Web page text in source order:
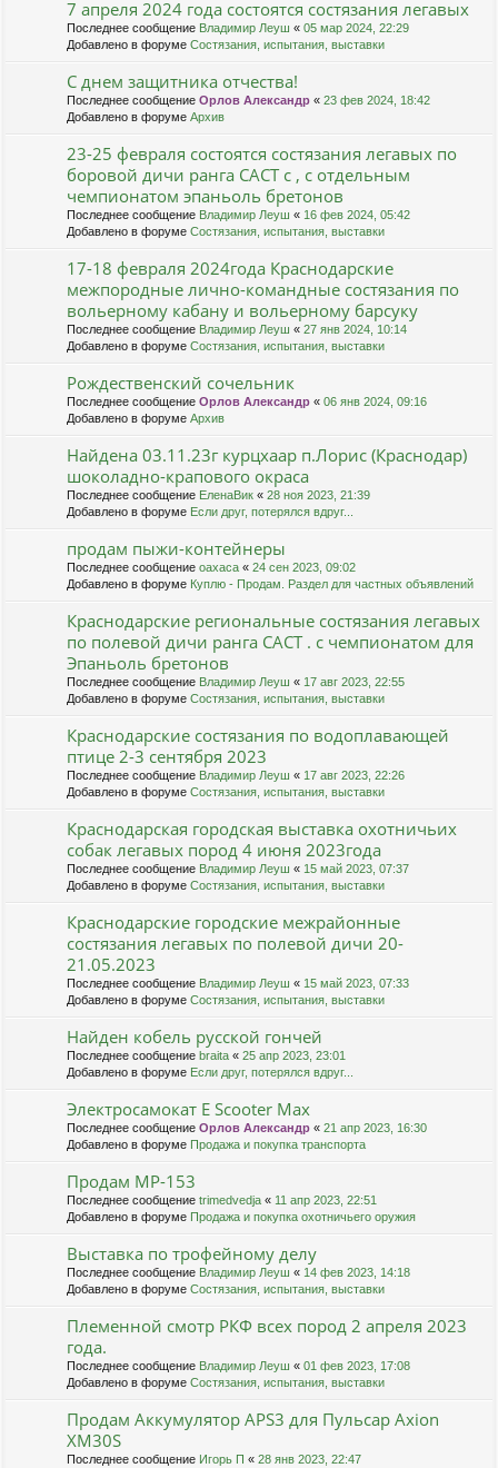
7 апреля 2024 года состоятся состязания легавых
Последнее сообщение Владимир Леуш « 05 мар 2024, 22:29
Добавлено в форуме Состязания, испытания, выставки
С днем защитника отчества!
Последнее сообщение Орлов Александр « 23 фев 2024, 18:42
Добавлено в форуме Архив
23-25 февраля состоятся состязания легавых по
боровой дичи ранга САСТ с , с отдельным
чемпионатом эпаньоль бретонов
Последнее сообщение Владимир Леуш « 16 фев 2024, 05:42
Добавлено в форуме Состязания, испытания, выставки
17-18 февраля 2024года Краснодарские
межпородные лично-командные состязания по
вольерному кабану и вольерному барсуку
Последнее сообщение Владимир Леуш « 27 янв 2024, 10:14
Добавлено в форуме Состязания, испытания, выставки
Рождественский сочельник
Последнее сообщение Орлов Александр « 06 янв 2024, 09:16
Добавлено в форуме Архив
Найдена 03.11.23г курцхаар п.Лорис (Краснодар)
шоколадно-крапового окраса
Последнее сообщение ЕленаВик « 28 ноя 2023, 21:39
Добавлено в форуме Если друг, потерялся вдруг...
продам пыжи-контейнеры
Последнее сообщение oaxaca « 24 сен 2023, 09:02
Добавлено в форуме Куплю - Продам. Раздел для частных объявлений
Краснодарские региональные состязания легавых
по полевой дичи ранга САСТ . с чемпионатом для
Эпаньоль бретонов
Последнее сообщение Владимир Леуш « 17 авг 2023, 22:55
Добавлено в форуме Состязания, испытания, выставки
Краснодарские состязания по водоплавающей
птице 2-3 сентября 2023
Последнее сообщение Владимир Леуш « 17 авг 2023, 22:26
Добавлено в форуме Состязания, испытания, выставки
Краснодарская городская выставка охотничьих
собак легавых пород 4 июня 2023года
Последнее сообщение Владимир Леуш « 15 май 2023, 07:37
Добавлено в форуме Состязания, испытания, выставки
Краснодарские городские межрайонные
состязания легавых по полевой дичи 20-
21.05.2023
Последнее сообщение Владимир Леуш « 15 май 2023, 07:33
Добавлено в форуме Состязания, испытания, выставки
Найден кобель русской гончей
Последнее сообщение braita « 25 апр 2023, 23:01
Добавлено в форуме Если друг, потерялся вдруг...
Электросамокат E Scooter Max
Последнее сообщение Орлов Александр « 21 апр 2023, 16:30
Добавлено в форуме Продажа и покупка транспорта
Продам МР-153
Последнее сообщение trimedvedja « 11 апр 2023, 22:51
Добавлено в форуме Продажа и покупка охотничьего оружия
Выставка по трофейному делу
Последнее сообщение Владимир Леуш « 14 фев 2023, 14:18
Добавлено в форуме Состязания, испытания, выставки
Племенной смотр РКФ всех пород 2 апреля 2023
года.
Последнее сообщение Владимир Леуш « 01 фев 2023, 17:08
Добавлено в форуме Состязания, испытания, выставки
Продам Аккумулятор APS3 для Пульсар Axion
XM30S
Последнее сообщение Игорь П « 28 янв 2023, 22:47